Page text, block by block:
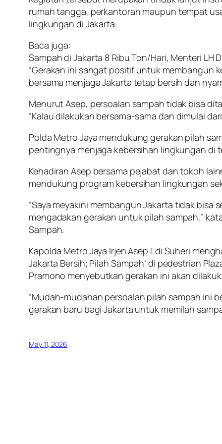
rumah tangga, perkantoran maupun tempat
lingkungan di Jakarta.
Baca juga:
Sampah di Jakarta 8 Ribu Ton/Hari, Menteri LH
“Gerakan ini sangat positif untuk membangun
bersama menjaga Jakarta tetap bersih dan
Menurut Asep, persoalan sampah tidak bisa
“Kalau dilakukan bersama-sama dan dimulai
Polda Metro Jaya mendukung gerakan pilah
pentingnya menjaga kebersihan lingkungan di
Kehadiran Asep bersama pejabat dan tokoh
mendukung program kebersihan lingkungan
“Saya meyakini membangun Jakarta tidak bisa
mengadakan gerakan untuk pilah sampah,”
Sampah.
Kapolda Metro Jaya Irjen Asep Edi Suheri
Jakarta Bersih; Pilah Sampah’ di pedestrian
Pramono menyebutkan gerakan ini akan
“Mudah-mudahan persoalan pilah sampah ini
gerakan baru bagi Jakarta untuk memilah
May 11, 2026